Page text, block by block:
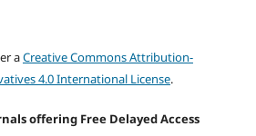
aCreative Commons Attribution-
4.0 International License.
offering Free Delayed Access